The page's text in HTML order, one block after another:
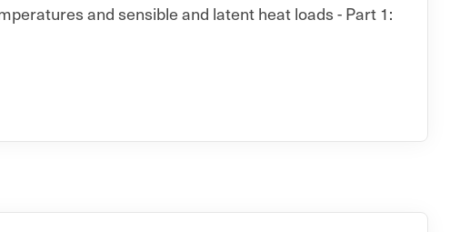
and sensible and latent heat loads - Part 1: